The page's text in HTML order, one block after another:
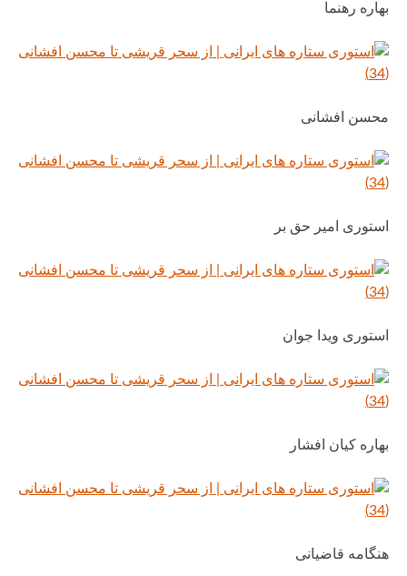
بهاره رهنما
محسن افشانی
استوری امیر حق بر
استوری ویدا جوان
بهاره کیان افشار
هنگامه قاضیانی